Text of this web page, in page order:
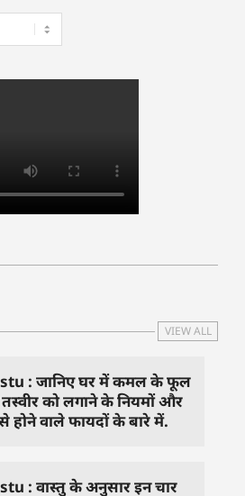
VIEW ALL
: जानिए घर में कमल के फूल
को लगाने के नियमों और
होने वाले फायदों के बारे में.
: वास्तु के अनुसार इन चार